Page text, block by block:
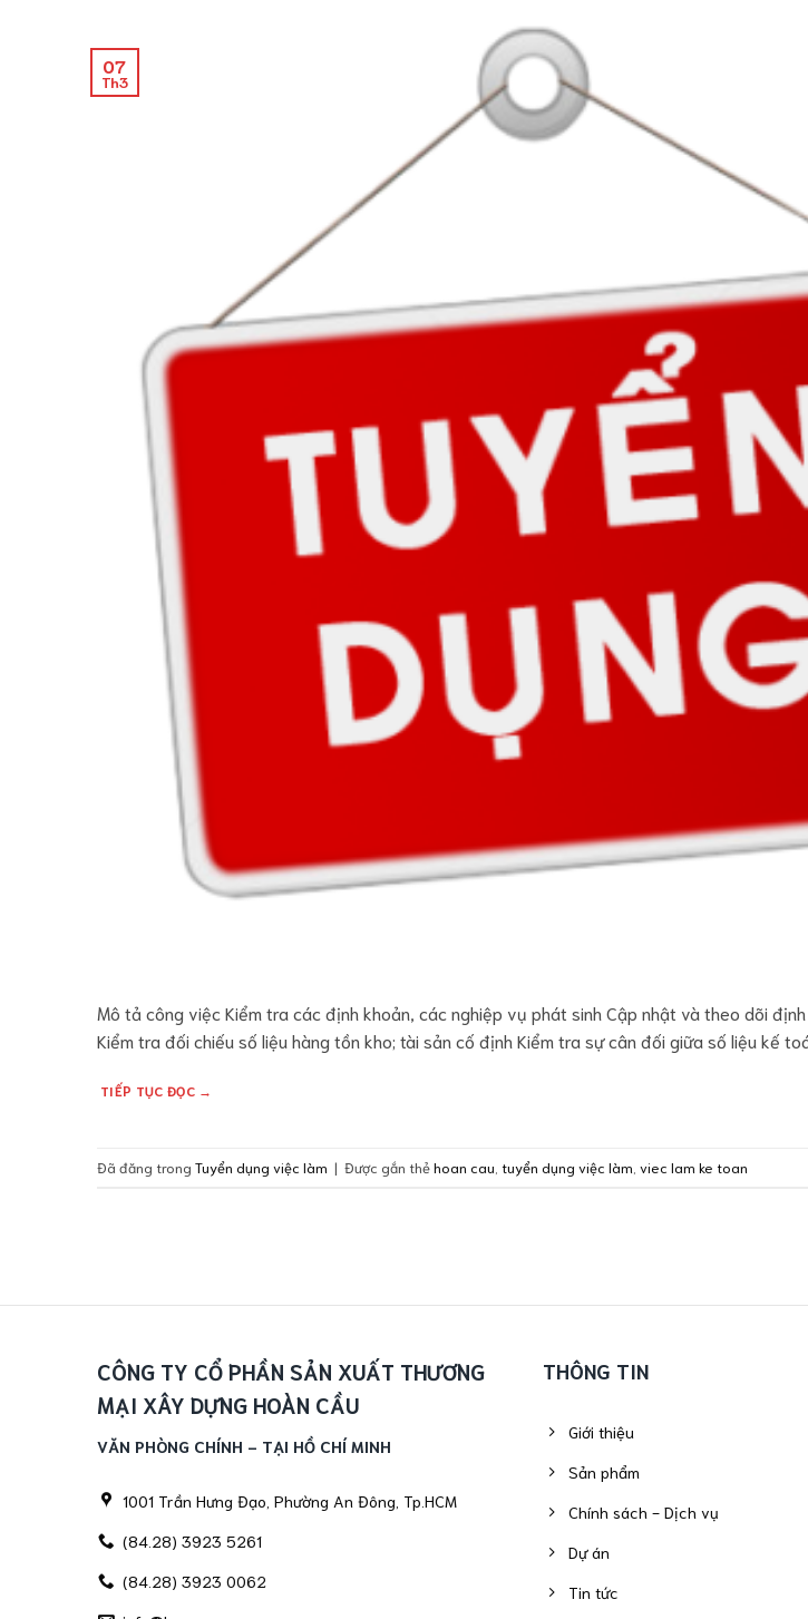
07
Th3
Mô tả công việc Kiểm tra các định khoản, các nghiệp vụ phát sinh Cập nhật và theo dõi
Kiểm tra đối chiếu số liệu hàng tồn kho; tài sản cố định Kiểm tra sự cân đối giữa số liệu kế
TIẾP TỤC ĐỌC →
Đã đăng trong Tuyển dụng việc làm | Được gắn thẻhoan cau tuyển dụng việc làm viec lam ke toan
CÔNG TY CỔ PHẦN SẢN XUẤT THƯƠNG
MẠI XÂY DỰNG HOÀN CẦU
VĂN PHÒNG CHÍNH - TẠI HỒ CHÍ MINH
1001 Trần Hưng Đạo, Phường An Đông, Tp.HCM
(84.28) 3923 5261
(84.28) 3923 0062
THÔNG TIN
Giới thiệu
Sản phẩm
Chính sách - Dịch vụ
Dự án
Tin tức